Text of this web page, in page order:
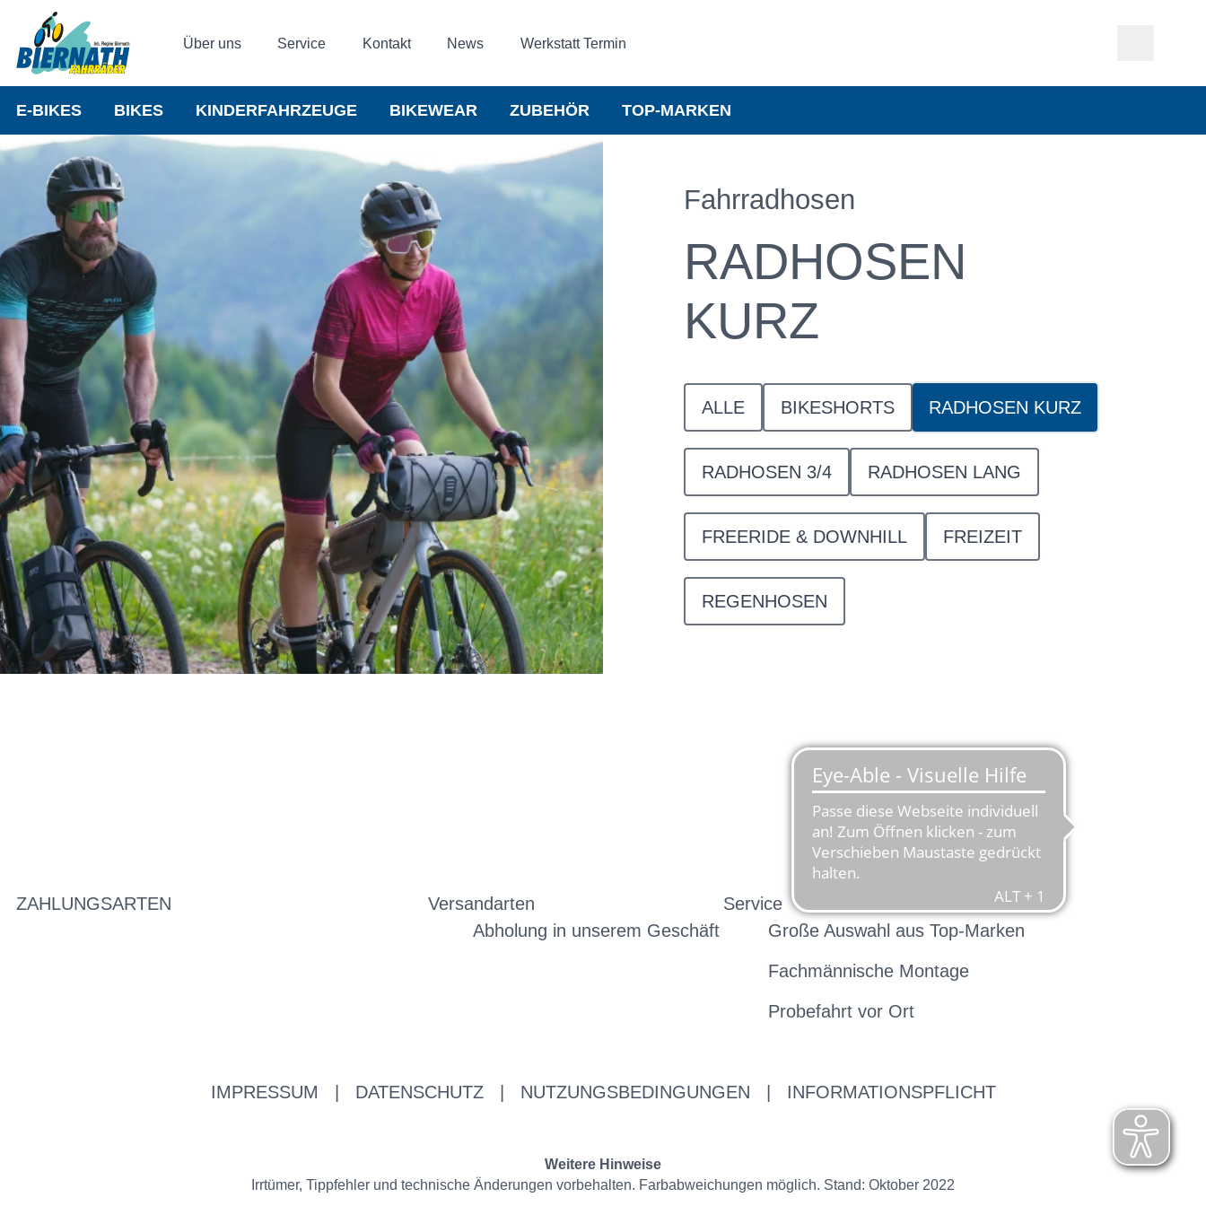
Über uns Service Kontakt News Werkstatt Termin
E-BIKES BIKES KINDERFAHRZEUGE BIKEWEAR ZUBEHÖR TOP-MARKEN
Fahrradhosen
RADHOSEN
KURZ
ALLE BIKESHORTS RADHOSEN KURZ
RADHOSEN 3/4 RADHOSEN LANG
FREERIDE & DOWNHILL FREIZEIT
REGENHOSEN
ZAHLUNGSARTEN
Versandarten
Abholung in unserem Geschäft
Service
Große Auswahl aus Top-Marken
Fachmännische Montage
Probefahrt vor Ort
IMPRESSUM DATENSCHUTZ NUTZUNGSBEDINGUNGEN INFORMATIONSPFLICHT
Weitere Hinweise
Irrtümer, Tippfehler und technische Änderungen vorbehalten. Farbabweichungen möglich. Stand: Oktober 2022